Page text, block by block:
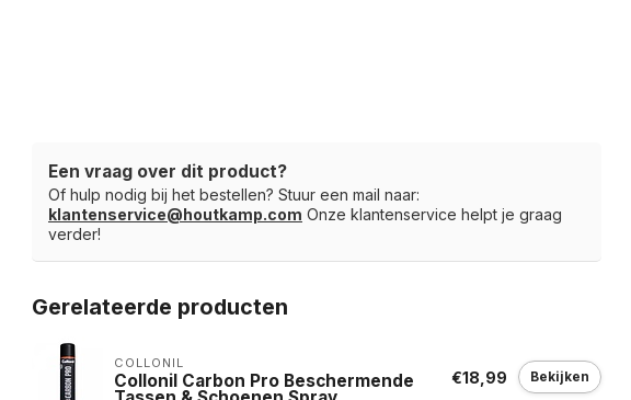
Een vraag over dit product?
Of hulp nodig bij het bestellen? Stuur een mail naar:
klantenservice@houtkamp.com Onze klantenservice helpt je graag
verder!
Gerelateerde producten
COLLONIL
Collonil Carbon Pro Beschermende €18,99 Bekijken